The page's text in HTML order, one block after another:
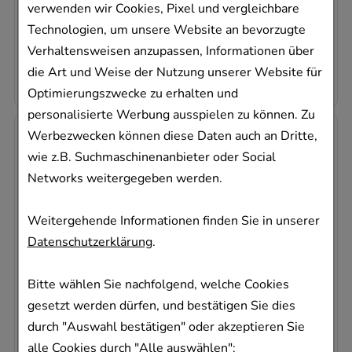
verwenden wir Cookies, Pixel und vergleichbare
Technologien, um unsere Website an bevorzugte
Verhaltensweisen anzupassen, Informationen über
die Art und Weise der Nutzung unserer Website für
Optimierungszwecke zu erhalten und
personalisierte Werbung ausspielen zu können. Zu
Werbezwecken können diese Daten auch an Dritte,
wie z.B. Suchmaschinenanbieter oder Social
Networks weitergegeben werden.
Weitergehende Informationen finden Sie in unserer
Datenschutzerklärung.
Bitte wählen Sie nachfolgend, welche Cookies
gesetzt werden dürfen, und bestätigen Sie dies
durch "Auswahl bestätigen" oder akzeptieren Sie
alle Cookies durch "Alle auswählen":
Sofort lieferbar
10,34 €¹
AVP : 14,80 €
0,52 €pro 1 Stk
CINEOL Pohl 100 mg magensaftresistente
G. Pohl-Boskamp GmbH & Co. KG
20St
magensaftresistente Weichkapsel
-7,5%